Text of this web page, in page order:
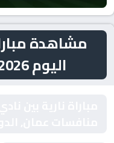
مشاهدة
اليوم 2026-01-25 بث مباشر